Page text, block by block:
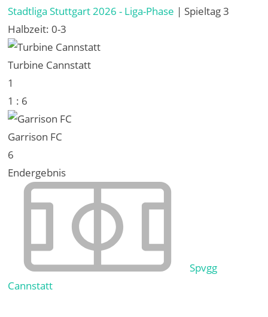
Stadtliga Stuttgart 2026 - Liga-Phase | Spieltag 3
Halbzeit: 0-3
Turbine Cannstatt
1
1 : 6
Garrison FC
6
Endergebnis
Spvgg
Cannstatt